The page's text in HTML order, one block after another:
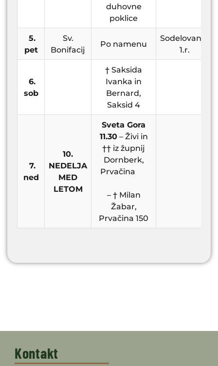
duhovne
poklice
5.
pet
Sv.
Bonifacij
Po namenu
Sodelovanje
1.r.
6.
sob
† Saksida
Ivanka in
Bernard,
Saksid 4
7.
ned
10.
NEDELJA
MED
LETOM
Sveta Gora
11.30– Živi in
†† iz župnij
Dornberk,
Prvačina
– † Milan
Žabar,
Prvačina 150
Kontakt